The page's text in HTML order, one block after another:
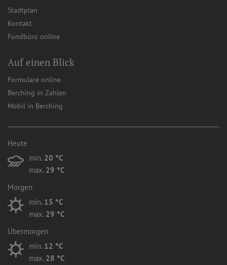
Stadtplan
Kontakt
Fundbüro online
Auf einen Blick
Formulare online
Berching in Zahlen
Mobil in Berching
Heute
min. 20 °C
max. 29 °C
Morgen
min. 15 °C
max. 29 °C
Übermorgen
min. 12 °C
max. 28 °C